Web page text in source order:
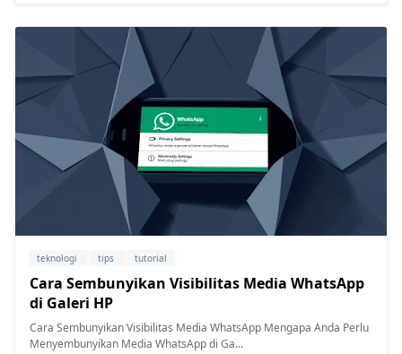
teknologi tips tutorial
Cara Sembunyikan Visibilitas Media WhatsApp
di Galeri HP
Cara Sembunyikan Visibilitas Media WhatsApp Mengapa Anda Perlu
Menyembunyikan Media WhatsApp di Ga...